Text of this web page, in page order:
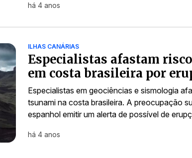
há 4 anos
ILHAS CANÁRIAS
Especialistas afastam
em costa brasileira por
Especialistas em geociências e sismologia
tsunami na costa brasileira. A preocupação
espanhol emitir um alerta de possível de
há 4 anos